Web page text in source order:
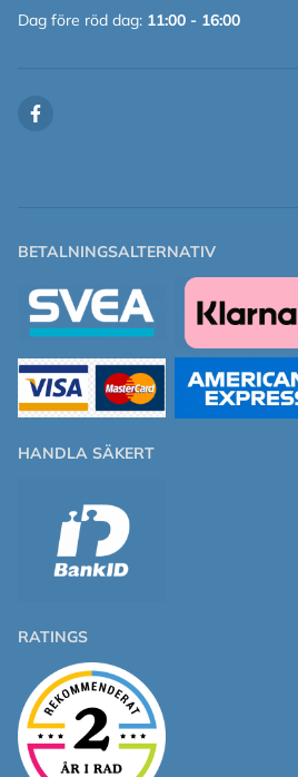
Dag före röd dag: 11:00 - 16:00
BETALNINGSALTERNATIV
HANDLA SÄKERT
RATINGS